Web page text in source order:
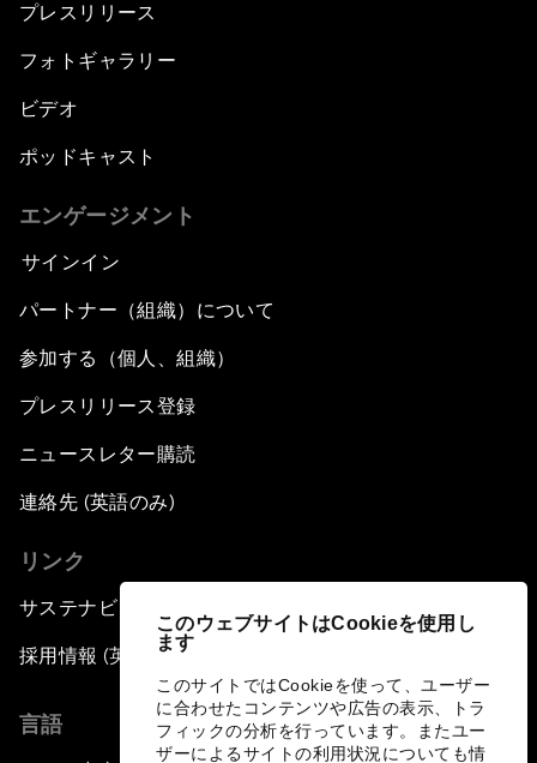
このウェブサイトはCookieを使用し
ます
このサイトではCookieを使って、ユーザー
に合わせたコンテンツや広告の表示、トラ
フィックの分析を行っています。またユー
ザーによるサイトの利用状況についても情
プレスリリース
フォトギャラリー
ビデオ
ポッドキャスト
エンゲージメント
サインイン
パートナー（組織）について
参加する（個人、組織）
プレスリリース登録
ニュースレター購読
連絡先 (英語のみ)
リンク
サステナビリティへの取り組み
採用情報 (英語のみ)
言語